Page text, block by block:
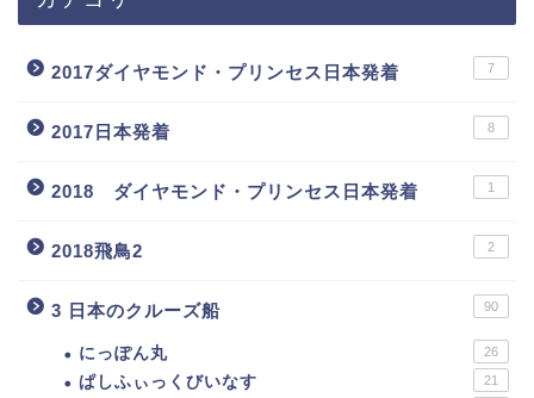
2017ダイヤモンド・プリンセス日本発着 7
2017日本発着 8
2018 ダイヤモンド・プリンセス日本発着 1
2018飛鳥2 2
3 日本のクルーズ船 90
にっぽん丸 26
ぱしふぃっくびいなす 21